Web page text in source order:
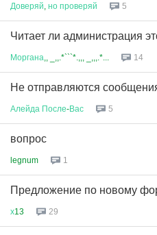
Доверяй но проверяй 5
Читает ли администрация
Моргана ,, _,,.*```*.,,, _,,,.*... 14
Не отправляются
Алейда После-Вас 5
вопрос
legnum 1
Предложение по новому
х13 29